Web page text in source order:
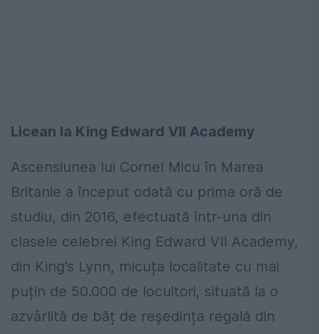
Licean la King Edward VII Academy
Ascensiunea lui Cornel Micu în Marea
Britanie a început odată cu prima oră de
studiu, din 2016, efectuată într-una din
clasele celebrei King Edward VII Academy,
din King’s Lynn, micuța localitate cu mai
puțin de 50.000 de locuitori, situată la o
azvârlită de băț de reședința regală din